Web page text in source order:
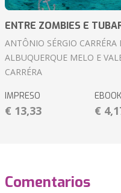
ENTRE ZOMBIES E
ANTÔNIO SÉRGIO CARRÉRA
ALBUQUERQUE MELO E
CARRÉRA
IMPRESO
€ 13,33
EBOOK
€
Comentarios